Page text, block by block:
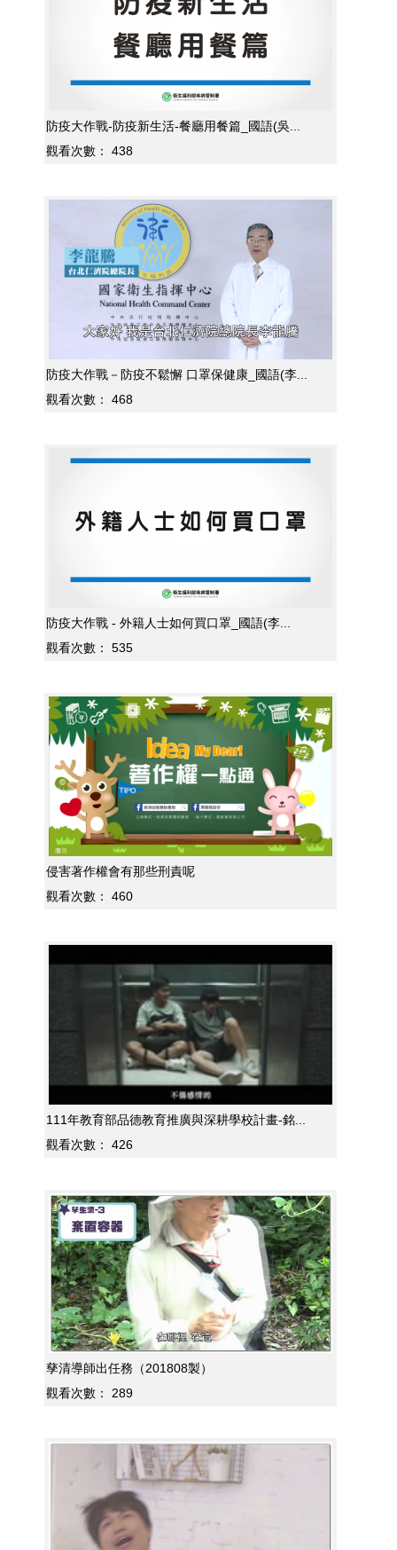
防疫大作戰-防疫新生活-餐廳用餐篇_國語(吳...
觀看次數：
438
防疫大作戰－防疫不鬆懈 口罩保健康_國語(李...
觀看次數：
468
防疫大作戰 - 外籍人士如何買口罩_國語(李...
觀看次數：
535
侵害著作權會有那些刑責呢
觀看次數：
460
111年教育部品德教育推廣與深耕學校計畫-銘...
觀看次數：
426
孳清導師出任務（201808製）
觀看次數：
289